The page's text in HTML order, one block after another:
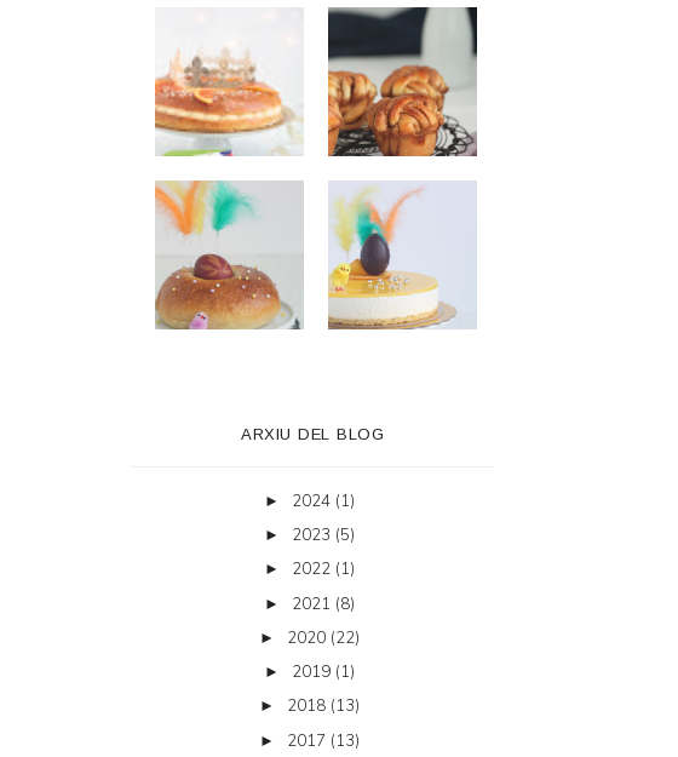
ARXIU DEL BLOG
► 2024 (1)
► 2023 (5)
► 2022 (1)
► 2021 (8)
► 2020 (22)
► 2019 (1)
► 2018 (13)
► 2017 (13)